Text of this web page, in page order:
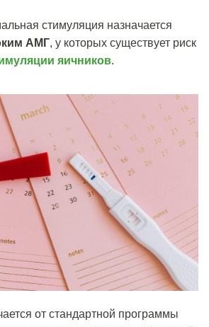
стимуляция назначается
АМГ, у которых существует риск
яичников.
от стандартной программы